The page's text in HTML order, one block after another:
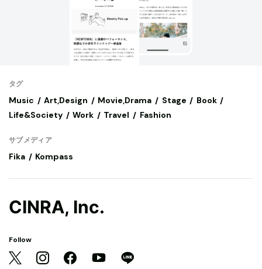
タグ
Music Art,Design Movie,Drama Stage
Book
Life&Society
Work Travel Fashion
サブメディア
Fika Kompass
CINRA, Inc.
Follow